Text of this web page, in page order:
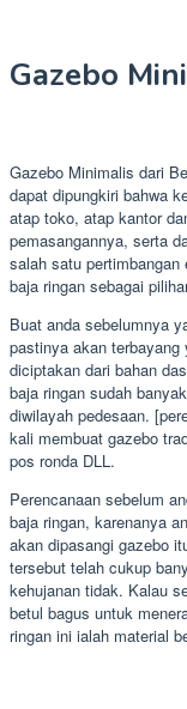
Gazebo
Gazebo Minimalis dari
dapat dipungkiri bahwa
atap toko, atap kantor
pemasangannya, serta
salah satu
baja ringan sebagai
Buat anda sebelumnya
pastinya akan
diciptakan dari bahan
baja ringan sudah
diwilayah pedesaan.
kali membuat gazebo
pos ronda DLL.
Perencanaan sebelum
baja ringan, karenanya
akan dipasangi gazebo
tersebut telah cukup
kehujanan tidak. Kalau
betul bagus untuk
ringan ini ialah material